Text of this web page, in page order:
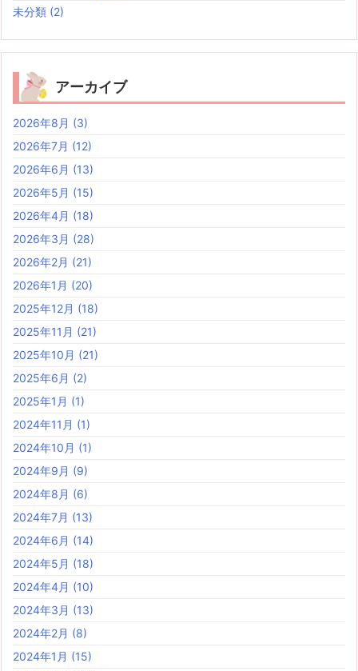
未分類 (2)
アーカイブ
2026年8月 (3)
2026年7月 (12)
2026年6月 (13)
2026年5月 (15)
2026年4月 (18)
2026年3月 (28)
2026年2月 (21)
2026年1月 (20)
2025年12月 (18)
2025年11月 (21)
2025年10月 (21)
2025年6月 (2)
2025年1月 (1)
2024年11月 (1)
2024年10月 (1)
2024年9月 (9)
2024年8月 (6)
2024年7月 (13)
2024年6月 (14)
2024年5月 (18)
2024年4月 (10)
2024年3月 (13)
2024年2月 (8)
2024年1月 (15)